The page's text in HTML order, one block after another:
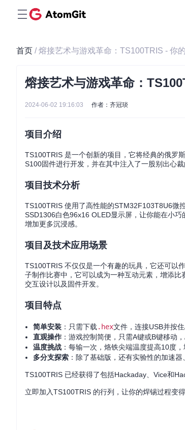
首页 / 熔接艺术与游戏革命：TS100TRIS - 你
熔接艺术与游戏革命：
2024-06-02 19:16:03 作者：齐冠琰
项目介绍
TS100TRIS 是一个创新的项目，它将经典的俄罗
S100固件进行开发，并在其中注入了一股别出心裁
项目技术分析
TS100TRIS 使用了高性能的STM32F103T8U6微
SSD1306白色96x16 OLED显示屏，让你能在小
增加更多沉浸感。
项目及技术应用场景
TS100TRIS 不仅仅是一个有趣的玩具，它还可以
子制作比赛中，它可以成为一种互动元素，增添
交互设计以及固件开发。
项目特点
简单安装 ：只需下载 .hex文件，连接USB并按
直观操作 ：游戏控制简便，只需A键或B键移动
温度挑战 ：每输一次，烙铁尖端温度提高10度
多分支探索 ：除了基础版，还有实验性的加速
TS100TRIS 已经获得了包括Hackaday、Vice和
立即加入TS100TRIS 的行列，让你的焊锡过程变